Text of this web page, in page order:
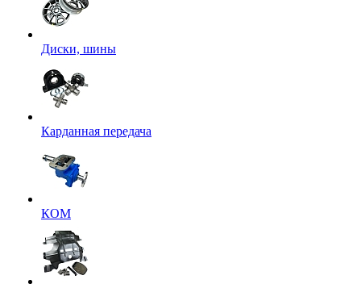
Диски, шины
Карданная передача
КОМ